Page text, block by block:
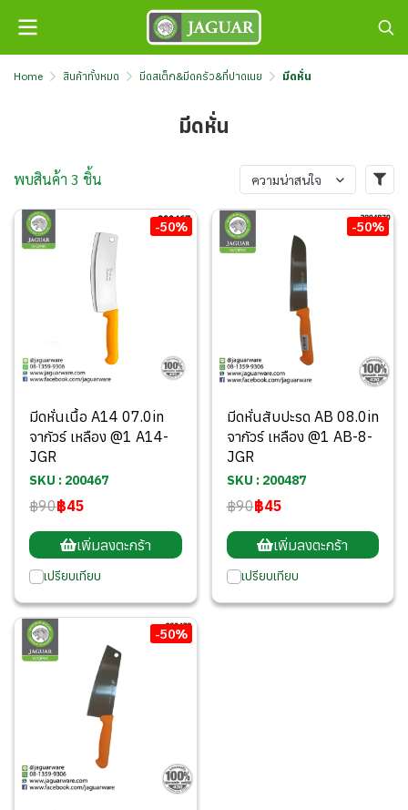
Home สินค้าทั้งหมด มีดสเต็ก&มีดครัว&ที่ปาดเนย มีดหั่น
มีดหั่น
พบสินค้า 3 ชิ้น ความน่าสนใจ
-50%
มีดหั่นเนื้อ A14 07.0in
จากัวร์ เหลือง @1 A14-
JGR
SKU : 200467
฿90฿45
เพิ่มลงตะกร้า
เปรียบเทียบ
-50%
มีดหั่นสับปะรด AB 08.0in
จากัวร์ เหลือง @1 AB-8-
JGR
SKU : 200487
฿90฿45
เพิ่มลงตะกร้า
เปรียบเทียบ
-50%